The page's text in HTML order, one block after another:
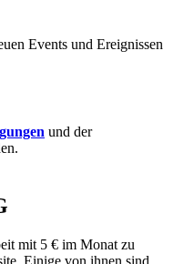
Events und Ereignissen
und der
mit 5 € im Monat zu
Einige von ihnen sind